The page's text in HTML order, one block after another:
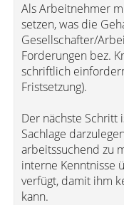
Als Arbeitnehmer
setzen, was die
Gesellschafter/
Forderungen bez.
schriftlich
Fristsetzung).
Der nächste Schritt
Sachlage
arbeitssuchend zu
interne Kenntnisse
verfügt, damit ihm
kann.